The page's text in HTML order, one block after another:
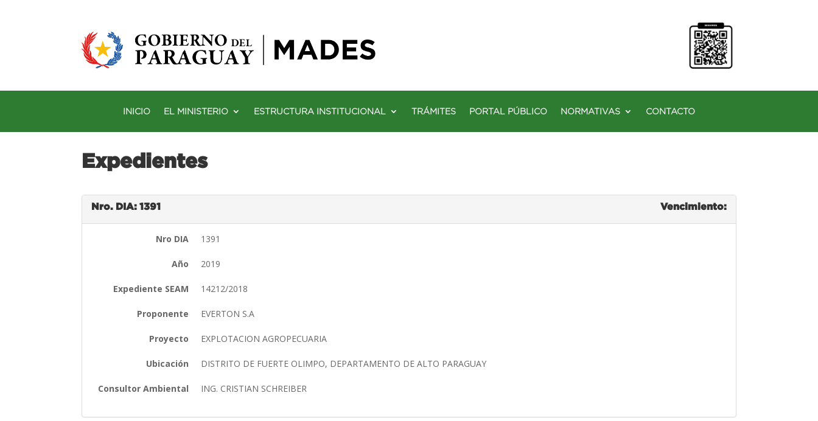
INICIO EL MINISTERIO ESTRUCTURA INSTITUCIONAL TRÁMITES PORTAL PÚBLICO NORMATIVAS CONTACTO
Expedientes
Nro. DIA: 1391 Vencimiento:
Nro DIA 1391
Año 2019
Expediente SEAM 14212/2018
Proponente EVERTON S.A
Proyecto EXPLOTACION AGROPECUARIA
Ubicación DISTRITO DE FUERTE OLIMPO, DEPARTAMENTO DE ALTO PARAGUAY
Consultor Ambiental ING. CRISTIAN SCHREIBER